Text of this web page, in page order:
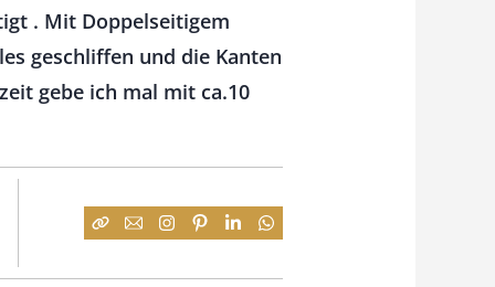
. Mit Doppelseitigem
geschliffen und die Kanten
gebe ich mal mit ca.10